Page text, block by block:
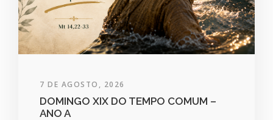
7 DE AGOSTO, 2026
DOMINGO XIX DO TEMPO COMUM –
ANO A